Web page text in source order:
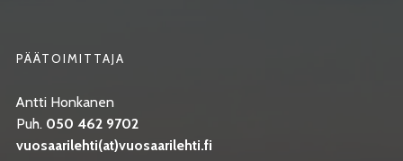
PÄÄTOIMITTAJA
Antti Honkanen
Puh. 050 462 9702
vuosaarilehti(at)vuosaarilehti.fi